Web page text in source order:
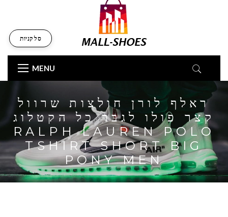
MENU
סל קניות
ראלף לורן חולצות שרוול
קצר פולו לגבר כל הקטלוג
RALPH LAUREN POLO
TSHIRT SHORT BIG
PONY MEN